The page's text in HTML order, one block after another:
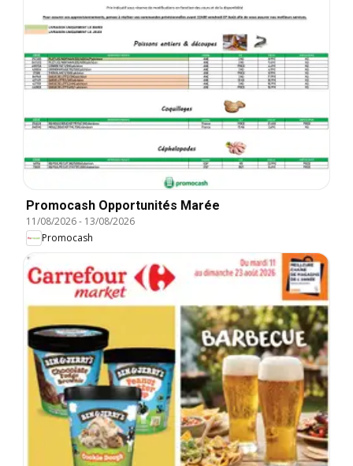
Promocash Opportunités Marée
11/08/2026- 13/08/2026
Promocash